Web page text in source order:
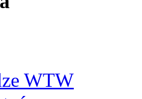
WTW